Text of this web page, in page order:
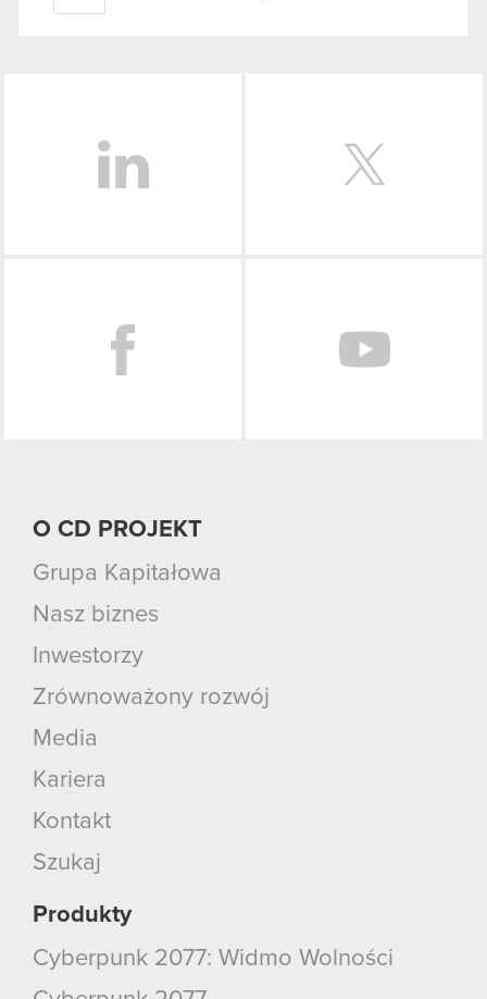
O CD PROJEKT
Grupa Kapitałowa
Nasz biznes
Inwestorzy
Zrównoważony rozwój
Media
Kariera
Kontakt
Szukaj
Produkty
Cyberpunk 2077: Widmo Wolności